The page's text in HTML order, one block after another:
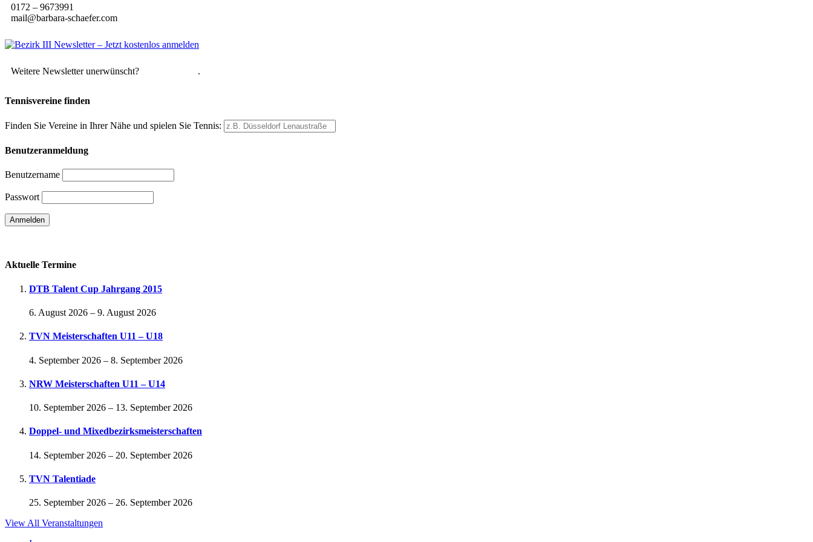
0172 – 9673991
mail@barbara-schaefer.com
Weitere Newsletter unerwünscht? .
Tennisvereine finden
Finden Sie Vereine in Ihrer Nähe und spielen Sie Tennis:
Benutzeranmeldung
Benutzername
Passwort
Aktuelle Termine
DTB Talent Cup Jahrgang 2015
6. August 2026 – 9. August 2026
TVN Meisterschaften U11 – U18
4. September 2026 – 8. September 2026
NRW Meisterschaften U11 – U14
10. September 2026 – 13. September 2026
Doppel- und Mixedbezirksmeisterschaften
14. September 2026 – 20. September 2026
TVN Talentiade
25. September 2026 – 26. September 2026
View All Veranstaltungen